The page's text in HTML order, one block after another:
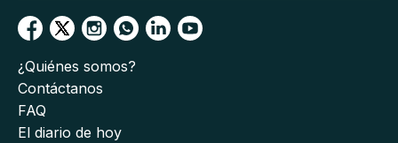
¿Quiénes somos?
Contáctanos
FAQ
El diario de hoy